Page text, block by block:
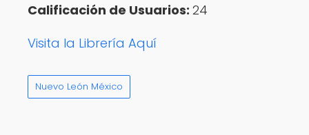
Calificación de Usuarios: 24
Visita la Librería Aquí
Nuevo León México